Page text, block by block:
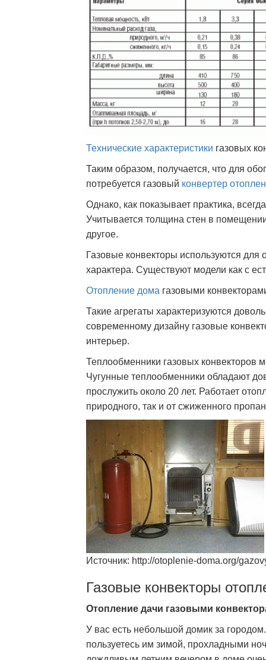
Технические характеристики газовых
Таким образом, получается, что для
потребуется газовый конвертер
Однако, как показывает практика,
Учитывается толщина стен в
другое.
Газовые конвекторы используются
характера. Существуют модели как с
Отопление дома газовыми
Такие агрегаты характеризуются
современному дизайну газовые
интерьер.
Теплообменники газовых конвекторов
Чугунные теплообменники обладают
прослужить около 20 лет. Работает
природного, так и от сжиженного
Источник: http://otoplenie-doma.org/
Газовые конвекторы
Отопление дачи газовыми
У вас есть небольшой домик за
пользуетесь им зимой, прохладными